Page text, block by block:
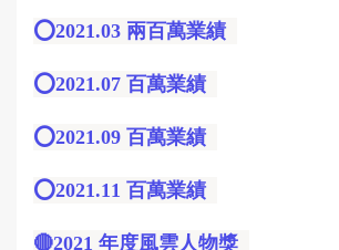
⭕️2021.03 兩百萬業績
⭕️2021.07 百萬業績
⭕️2021.09 百萬業績
⭕️2021.11 百萬業績
🔴2021 年度風雲人物獎